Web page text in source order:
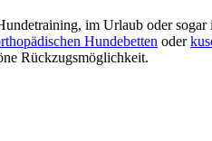
im Urlaub oder
Hundebetten oder
Rückzugsmöglichkeit.